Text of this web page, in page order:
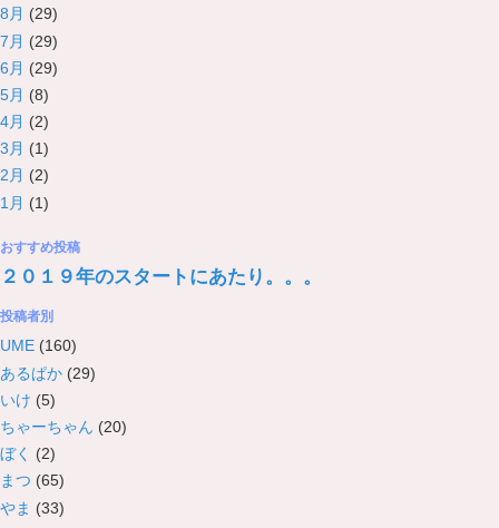
8月 (29)
7月 (29)
6月 (29)
5月 (8)
4月 (2)
3月 (1)
2月 (2)
1月 (1)
おすすめ投稿
２０１９年のスタートにあたり。。。
投稿者別
UME (160)
あるぱか (29)
いけ (5)
ちゃーちゃん (20)
ぼく
(2)
まつ (65)
やま (33)